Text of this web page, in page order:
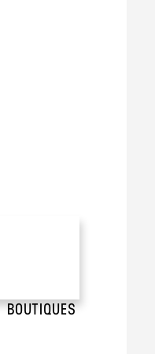
BOUTIQUES
add